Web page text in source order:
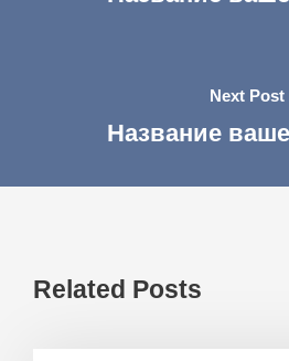
Next Post
Название
Related Posts